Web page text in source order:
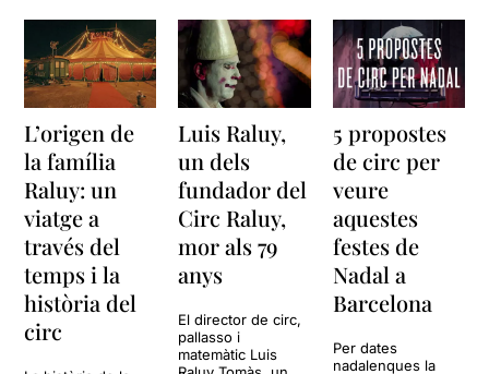
L’origen de
la família
Raluy: un
viatge a
través del
temps i la
història del
circ
Luis Raluy,
un dels
fundador del
Circ Raluy,
mor als 79
anys
El director de circ,
pallasso i
matemàtic Luis
5 propostes
de circ per
veure
aquestes
festes de
Nadal a
Barcelona
Per dates
nadalenques la